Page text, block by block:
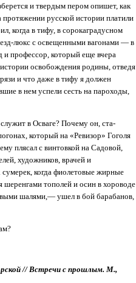
и твердым пером опишет, как
русской истории пла­тили
когда в тифу, в сорокаградусном
люкс с освещенными вагонами — в
и профессор, который еще вчера
освобождения родины, отведя
и что даже в тифу я должен
в нем успели сесть на пароходы,
в Осваге? Почему он, ста­
который на «Ревизор» Гоголя
плясал с винтовкой на Садо­вой,
художников, врачей и
когда фиолетовые жирные
шеренгами тополей и осин в хороводе
шалями,— ушел в бой барабанов,
// Встречи с прошлым. М.,